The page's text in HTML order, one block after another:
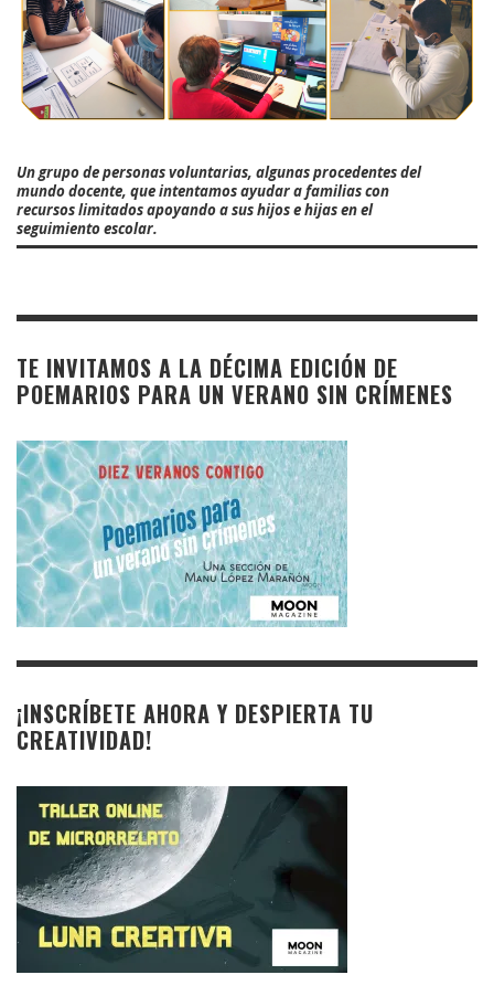
Un grupo de personas voluntarias, algunas procedentes del
mundo docente, que intentamos ayudar a familias con
recursos limitados apoyando a sus hijos e hijas en el
seguimiento escolar.
TE INVITAMOS A LA DÉCIMA EDICIÓN DE
POEMARIOS PARA UN VERANO SIN CRÍMENES
¡INSCRÍBETE AHORA Y DESPIERTA TU
CREATIVIDAD!